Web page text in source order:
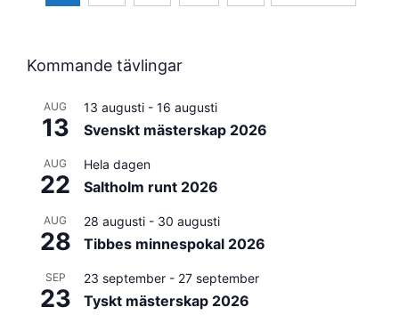
Kommande tävlingar
AUG
13
13 augusti - 16 augusti
Svenskt mästerskap 2026
AUG
22
Hela dagen
Saltholm runt 2026
AUG
28
28 augusti - 30 augusti
Tibbes minnespokal 2026
SEP
23
23 september - 27 september
Tyskt mästerskap 2026